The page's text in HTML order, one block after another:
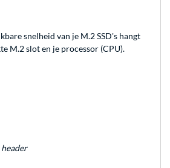
snelheid van je M.2 SSD's hangt
M.2 slot en je processor (CPU).